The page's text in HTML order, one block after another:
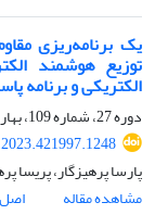
یک برنامه‌ریزی
توزیع هوشمند
الکتریکی و برنامه
دوره 27، شماره 109، بهار 1402، صفحه
پارسا پرهیزگار، پریسا
مشاهده مقاله